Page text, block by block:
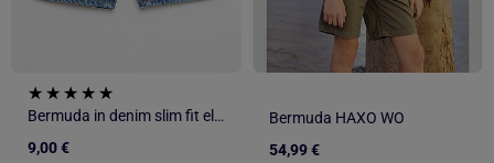
Bermuda in denim slim fit elasticizzato in cotone
9,00 €
Bermuda HAXO WO
54,99 €